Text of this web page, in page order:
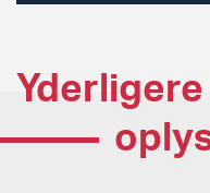
Yderligere